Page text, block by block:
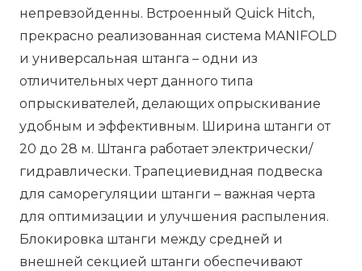
непревзойденны. Встроенный Quick Hitch,
прекрасно реализованная система MANIFOLD
и универсальная штанга – одни из
отличительных черт данного типа
опрыскивателей, делающих опрыскивание
удобным и эффективным. Ширина штанги от
20 до 28 м. Штанга работает электрически/
гидравлически. Трапециевидная подвеска
для саморегуляции штанги – важная черта
для оптимизации и улучшения распыления.
Блокировка штанги между средней и
внешней секцией штанги обеспечивают